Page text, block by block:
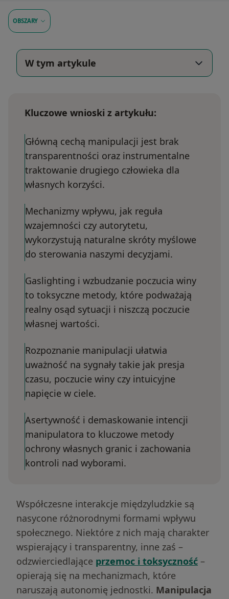
OBSZARY
W tym artykule
Kluczowe wnioski z artykułu:
Główną cechą manipulacji jest brak
transparentności oraz instrumentalne
traktowanie drugiego człowieka dla
własnych korzyści.
Mechanizmy wpływu, jak reguła
wzajemności czy autorytetu,
wykorzystują naturalne skróty myślowe
do sterowania naszymi decyzjami.
Gaslighting i wzbudzanie poczucia winy
to toksyczne metody, które podważają
realny osąd sytuacji i niszczą poczucie
własnej wartości.
Rozpoznanie manipulacji ułatwia
uważność na sygnały takie jak presja
czasu, poczucie winy czy intuicyjne
napięcie w ciele.
Asertywność i demaskowanie intencji
manipulatora to kluczowe metody
ochrony własnych granic i zachowania
kontroli nad wyborami.
Współczesne interakcje międzyludzkie są
nasycone różnorodnymi formami wpływu
społecznego. Niektóre z nich mają charakter
wspierający i transparentny, inne zaś –
odzwierciedlające przemoc i toksyczność –
opierają się na mechanizmach, które
naruszają autonomię jednostki. Manipulacja